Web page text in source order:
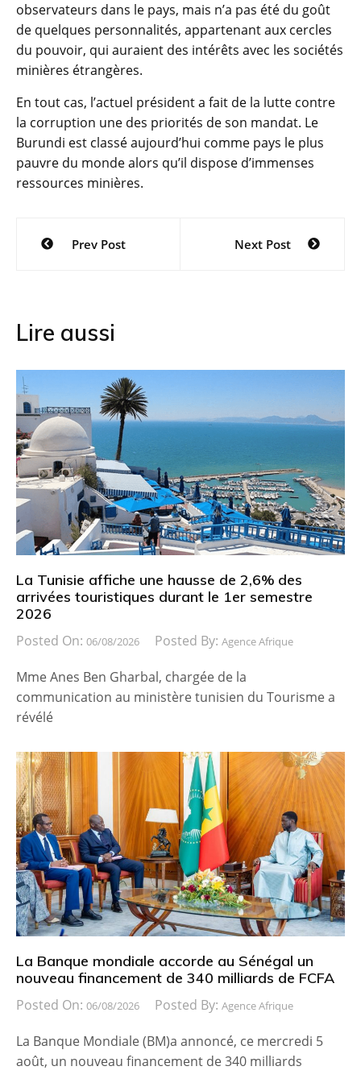
observateurs dans le pays, mais n’a pas été du goût
de quelques personnalités, appartenant aux cercles
du pouvoir, qui auraient des intérêts avec les sociétés
minières étrangères.
En tout cas, l’actuel président a fait de la lutte contre
la corruption une des priorités de son mandat. Le
Burundi est classé aujourd’hui comme pays le plus
pauvre du monde alors qu’il dispose d’immenses
ressources minières.
Navigation
Prev Post Next Post
Lire aussi
La Tunisie affiche une hausse de 2,6% des
arrivées touristiques durant le 1er semestre
2026
Posted On: 06/08/2026 Posted By: Agence Afrique
Mme Anes Ben Gharbal, chargée de la
communication au ministère tunisien du Tourisme a
révélé
La Banque mondiale accorde au Sénégal un
nouveau financement de 340 milliards de FCFA
Posted On: 06/08/2026 Posted By: Agence Afrique
La Banque Mondiale (BM)a annoncé, ce mercredi 5
août, un nouveau financement de 340 milliards